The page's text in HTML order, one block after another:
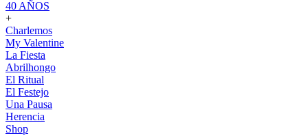
40 AÑOS
+
Charlemos
My Valentine
La Fiesta
Abrilhongo
El Ritual
El Festejo
Una Pausa
Herencia
Shop